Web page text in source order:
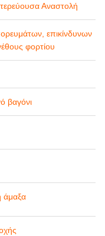
Αναστολή
επικίνδυνων
φορτίου
βαγόνι
άμαξα